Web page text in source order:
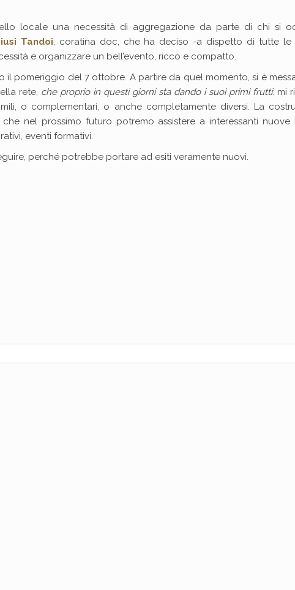
locale una necessità di aggregazione da parte di chi si
Tandoi, coratina doc, che ha deciso -a dispetto di tutte le
e organizzare un bell’evento, ricco e compatto.
il pomeriggio del 7 ottobre. A partire da quel momento, si è
rete, che proprio in questi giorni sta dando i suoi primi frutti: mi
o complementari, o anche completamente diversi. La
nel prossimo futuro potremo assistere a interessanti nuove
eventi formativi.
perché potrebbe portare ad esiti veramente nuovi.